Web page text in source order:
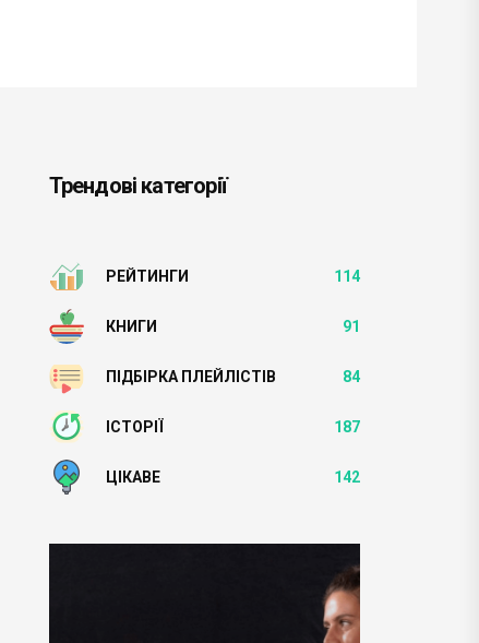
Трендові категорії
РЕЙТИНГИ 114
КНИГИ 91
ПІДБІРКА ПЛЕЙЛІСТІВ 84
ІСТОРІЇ 187
ЦІКАВЕ 142